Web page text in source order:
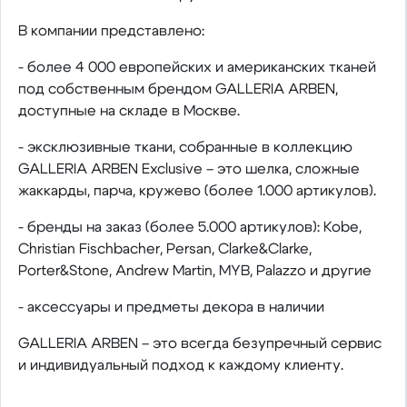
В компании представлено:
- более 4 000 европейских и американских тканей
под собственным брендом GALLERIA ARBEN,
доступные на складе в Москве.
- эксклюзивные ткани, собранные в коллекцию
GALLERIA ARBEN Exclusive – это шелка, сложные
жаккарды, парча, кружево (более 1.000 артикулов).
- бренды на заказ (более 5.000 артикулов): Kobe,
Christian Fischbacher, Persan, Clarke&Clarke,
Porter&Stone, Andrew Martin, MYB, Palazzo и другие
- аксессуары и предметы декора в наличии
GALLERIA ARBEN – это всегда безупречный сервис
и индивидуальный подход к каждому клиенту.